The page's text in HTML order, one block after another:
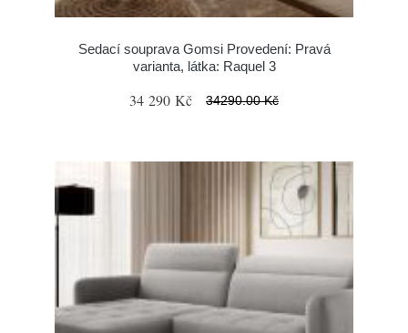
Sedací souprava Gomsi Provedení: Pravá
varianta, látka: Raquel 3
34 290 Kč 34290.00 Kč